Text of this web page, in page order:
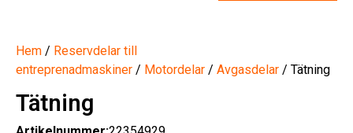
Hem / Reservdelar till
entreprenadmaskiner / Motordelar / Avgasdelar / Tätning
Tätning